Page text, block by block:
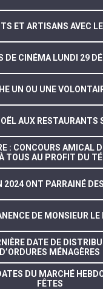
ET ARTISANS AVEC
DE CINÉMA LUNDI 29
UN OU UNE
AUX RESTAURANTS
: CONCOURS AMICAL
TOUS AU PROFIT DU
2024 ONT PARRAINÉ
DE MONSIEUR LE
DATE DE
D’ORDURES MÉNAGÈRES
DU MARCHÉ
FÊTES